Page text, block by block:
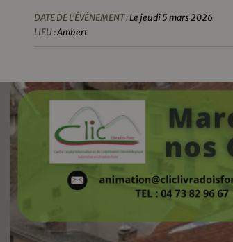
DATE DE L'ÉVÉNEMENT :Le jeudi 5 mars 2026
LIEU :Ambert